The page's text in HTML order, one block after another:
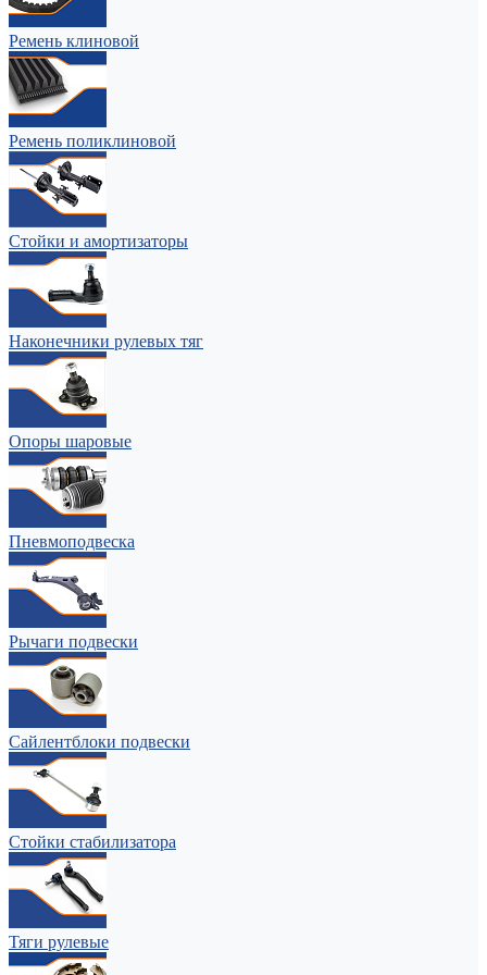
Ремень клиновой
Ремень поликлиновой
Стойки и амортизаторы
Наконечники рулевых тяг
Опоры шаровые
Пневмоподвеска
Рычаги подвески
Сайлентблоки подвески
Стойки стабилизатора
Тяги рулевые